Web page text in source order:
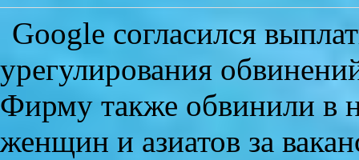
Google согласился
урегулирования
Фирму также обвинили в
женщин и азиатов за